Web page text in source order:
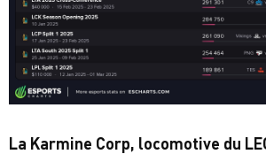
La Karmine Corp, locomotive du